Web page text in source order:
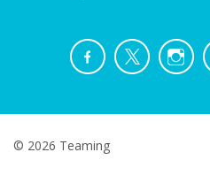
© 2026 Teaming